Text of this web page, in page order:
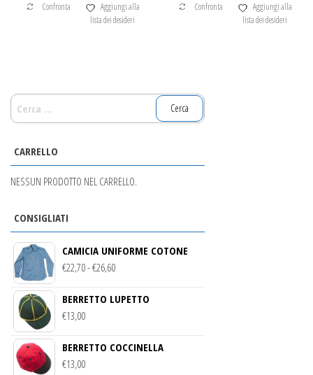
Confronta
Aggiungi alla
lista dei desideri
Confronta
Aggiungi alla
lista dei desideri
RICERCA
PER:
CARRELLO
NESSUN PRODOTTO NEL CARRELLO.
CONSIGLIATI
CAMICIA UNIFORME COTONE
€22,70-€26,60FASCIA
PREZZO:
A
BERRETTO LUPETTO
€13,00
BERRETTO COCCINELLA
€13,00